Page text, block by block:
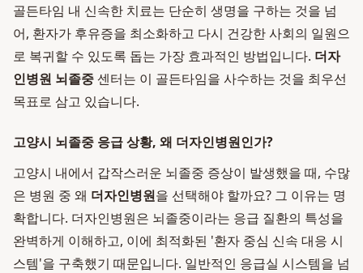
골든타임 내 신속한 치료는 단순히 생명을 구하는 것을 넘
어, 환자가 후유증을 최소화하고 다시 건강한 사회의 일원으
로 복귀할 수 있도록 돕는 가장 효과적인 방법입니다. 더자
인병원 뇌졸중센터는 이 골든타임을 사수하는 것을 최우선
목표로 삼고 있습니다.
고양시 뇌졸중 응급 상황, 왜 더자인병원인가?
고양시 내에서 갑작스러운 뇌졸중 증상이 발생했을 때, 수많
은 병원 중 왜 더자인병원을 선택해야 할까요? 그 이유는 명
확합니다. 더자인병원은 뇌졸중이라는 응급 질환의 특성을
완벽하게 이해하고, 이에 최적화된 '환자 중심 신속 대응 시
스템'을 구축했기 때문입니다. 일반적인 응급실 시스템을 넘